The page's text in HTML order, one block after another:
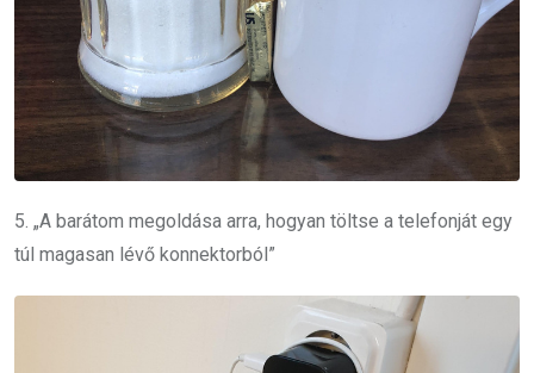
5. „A barátom megoldása arra, hogyan töltse a telefonját egy
túl magasan lévő konnektorból”